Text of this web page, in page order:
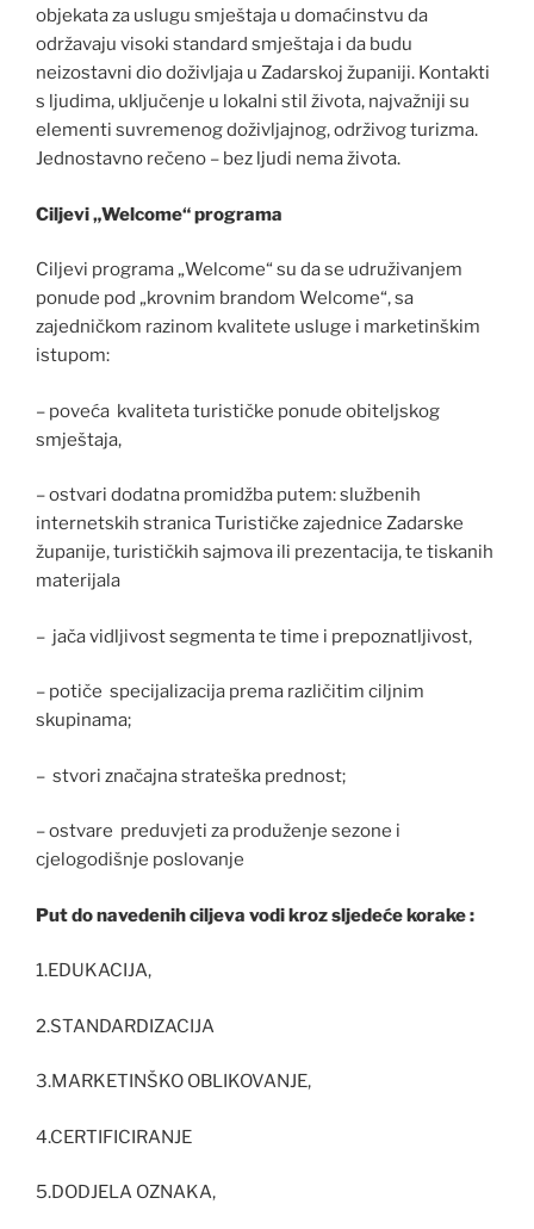
objekata za uslugu smještaja u domaćinstvu da
održavaju visoki standard smještaja i da budu
neizostavni dio doživljaja u Zadarskoj županiji. Kontakti
s ljudima, uključenje u lokalni stil života, najvažniji su
elementi suvremenog doživljajnog, održivog turizma.
Jednostavno rečeno – bez ljudi nema života.
Ciljevi „Welcome“ programa
Ciljevi programa „Welcome“ su da se udruživanjem
ponude pod „krovnim brandom Welcome“, sa
zajedničkom razinom kvalitete usluge i marketinškim
istupom:
– poveća kvaliteta turističke ponude obiteljskog
smještaja,
– ostvari dodatna promidžba putem: službenih
internetskih stranica Turističke zajednice Zadarske
županije, turističkih sajmova ili prezentacija, te tiskanih
materijala
– jača vidljivost segmenta te time i prepoznatljivost,
– potiče specijalizacija prema različitim ciljnim
skupinama;
– stvori značajna strateška prednost;
– ostvare preduvjeti za produženje sezone i
cjelogodišnje poslovanje
Put do navedenih ciljeva vodi kroz sljedeće korake :
1.EDUKACIJA,
2.STANDARDIZACIJA
3.MARKETINŠKO OBLIKOVANJE,
4.CERTIFICIRANJE
5.DODJELA OZNAKA,